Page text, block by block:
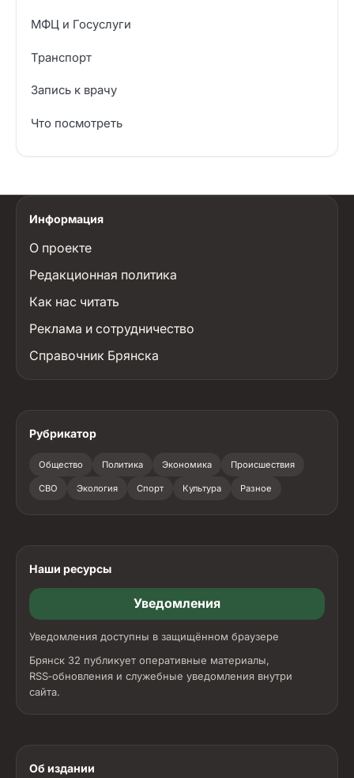
МФЦ и Госуслуги
Транспорт
Запись к врачу
Что посмотреть
Информация
О проекте
Редакционная политика
Как нас читать
Реклама и сотрудничество
Справочник Брянска
Рубрикатор
Общество Политика Экономика Происшествия
СВО Экология Спорт Культура Разное
Наши ресурсы
Уведомления
Уведомления доступны в защищённом браузере
Брянск 32 публикует оперативные материалы,
RSS‑обновления и служебные уведомления внутри
сайта.
Об издании